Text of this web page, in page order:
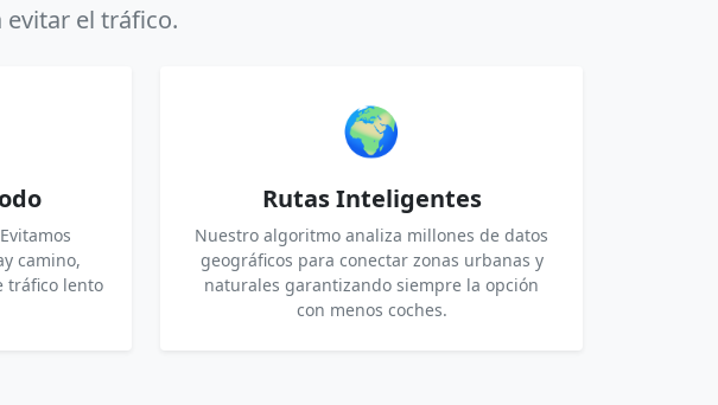
evitar el tráfico.
camino,
tráfico lento
🌍
Rutas Inteligentes
Nuestro algoritmo analiza millones de datos
geográficos para conectar zonas urbanas y
naturales garantizando siempre la opción
con menos coches.